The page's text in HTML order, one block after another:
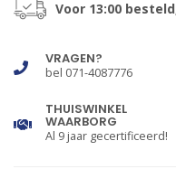
Voor 13:00
VRAGEN?
bel 071-4087776
THUISWINKEL
WAARBORG
Al 9 jaar gecertificeerd!